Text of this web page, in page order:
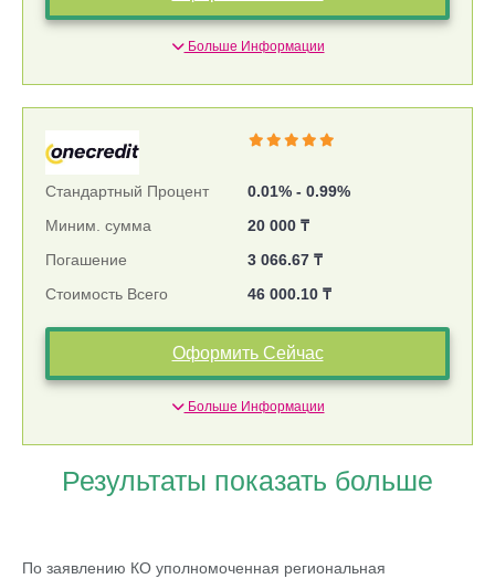
Больше Информации
Стандартный Процент
0.01% - 0.99%
Миним. сумма
20 000 ₸
Погашение
3 066.67 ₸
Стоимость Всего
46 000.10 ₸
Оформить Сейчас
Больше Информации
Результаты показать больше
По заявлению КО уполномоченная региональная